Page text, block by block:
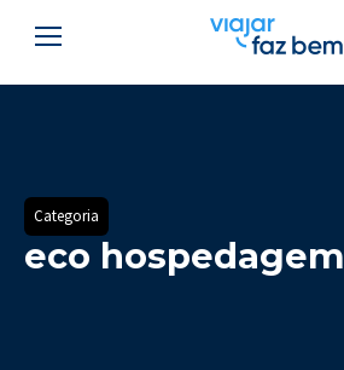
Categoria
eco hospedagem